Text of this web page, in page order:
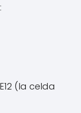
(la celda